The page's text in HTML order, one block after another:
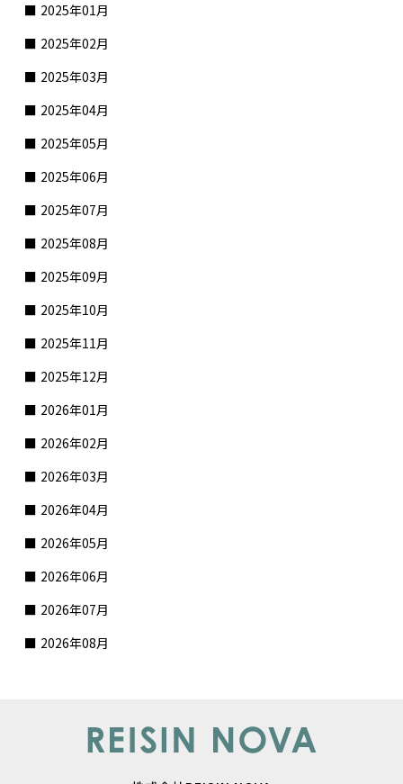
2025年01月
2025年02月
2025年03月
2025年04月
2025年05月
2025年06月
2025年07月
2025年08月
2025年09月
2025年10月
2025年11月
2025年12月
2026年01月
2026年02月
2026年03月
2026年04月
2026年05月
2026年06月
2026年07月
2026年08月